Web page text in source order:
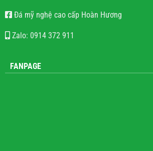
Đá mỹ nghệ cao cấp Hoàn Hương
Zalo: 0914 372 911
FANPAGE